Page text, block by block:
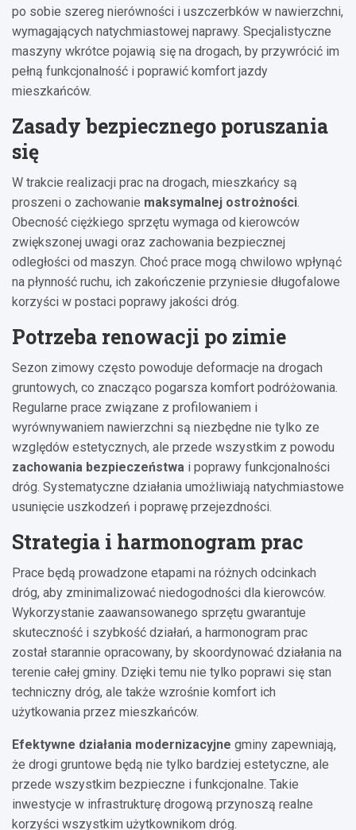
po sobie szereg nierówności i uszczerbków w nawierzchni,
wymagających natychmiastowej naprawy. Specjalistyczne
maszyny wkrótce pojawią się na drogach, by przywrócić im
pełną funkcjonalność i poprawić komfort jazdy
mieszkańców.
Zasady bezpiecznego poruszania
się
W trakcie realizacji prac na drogach, mieszkańcy są
proszeni o zachowanie maksymalnej ostrożności.
Obecność ciężkiego sprzętu wymaga od kierowców
zwiększonej uwagi oraz zachowania bezpiecznej
odległości od maszyn. Choć prace mogą chwilowo wpłynąć
na płynność ruchu, ich zakończenie przyniesie długofalowe
korzyści w postaci poprawy jakości dróg.
Potrzeba renowacji po zimie
Sezon zimowy często powoduje deformacje na drogach
gruntowych, co znacząco pogarsza komfort podróżowania.
Regularne prace związane z profilowaniem i
wyrównywaniem nawierzchni są niezbędne nie tylko ze
względów estetycznych, ale przede wszystkim z powodu
zachowania bezpieczeństwa i poprawy funkcjonalności
dróg. Systematyczne działania umożliwiają natychmiastowe
usunięcie uszkodzeń i poprawę przejezdności.
Strategia i harmonogram prac
Prace będą prowadzone etapami na różnych odcinkach
dróg, aby zminimalizować niedogodności dla kierowców.
Wykorzystanie zaawansowanego sprzętu gwarantuje
skuteczność i szybkość działań, a harmonogram prac
został starannie opracowany, by skoordynować działania na
terenie całej gminy. Dzięki temu nie tylko poprawi się stan
techniczny dróg, ale także wzrośnie komfort ich
użytkowania przez mieszkańców.
Efektywne działania modernizacyjne gminy zapewniają,
że drogi gruntowe będą nie tylko bardziej estetyczne, ale
przede wszystkim bezpieczne i funkcjonalne. Takie
inwestycje w infrastrukturę drogową przynoszą realne
korzyści wszystkim użytkownikom dróg.